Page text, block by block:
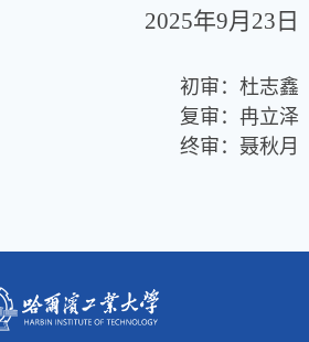
2025年9月 23 日
初审：杜志鑫
复审：冉立泽
终审：聂秋月